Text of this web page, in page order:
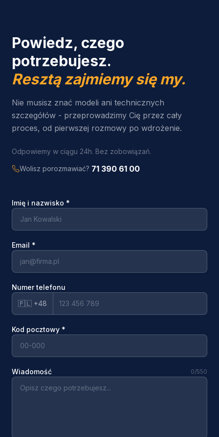
Powiedz, czego
potrzebujesz.
Resztą zajmiemy się my.
Nie musisz znać modeli ani technicznych
szczegółów - przeprowadzimy Cię przez cały
proces, od pierwszej rozmowy po wdrożenie.
Odpowiemy w ciągu 24h. Bez zobowiązań.
Wolisz porozmawiać? 71 390 61 00
Imię i nazwisko *
Email *
Numer telefonu
🇵🇱 +48
Kod pocztowy *
Wiadomość 0/550